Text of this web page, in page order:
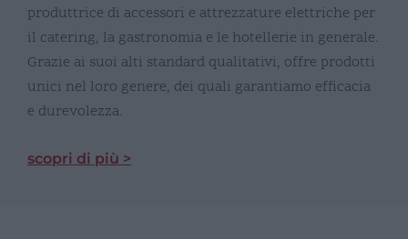
produttrice di accessori e attrezzature elettriche per
il catering, la gastronomia e le hotellerie in generale.
Grazie ai suoi alti standard qualitativi, offre prodotti
unici nel loro genere, dei quali garantiamo efficacia
e durevolezza.
scopri di più >